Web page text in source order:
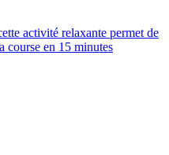
activité relaxante permet de
course en 15 minutes